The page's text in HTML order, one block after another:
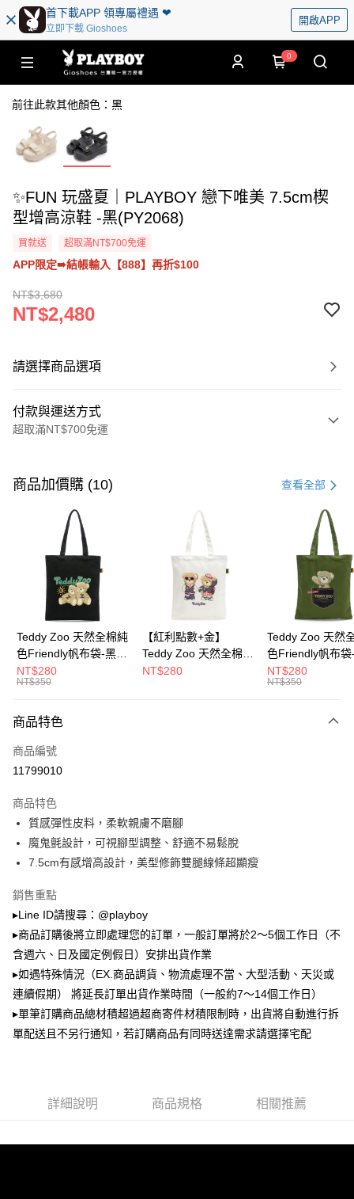
首下載APP 領專屬禮遇 ❤︎
立即下載 Gioshoes
開啟APP
0
前往此款其他顏色：黑
✨FUN 玩盛夏｜PLAYBOY 戀下唯美 7.5cm楔
型增高涼鞋 -黑(PY2068)
買就送 超取滿NT$700免運
APP限定➠結帳輸入【888】再折$100
NT$3,680
NT$2,480
請選擇商品選項
付款與運送方式
超取滿NT$700免運
信用卡一次付款
超商取貨付款
Apple Pay
街口支付
大哥付你分期
相關說明
2.付款方式選擇「大哥付你分期」，訂單成立後會自動跳轉到大哥付的交易
成交易。
3.實際核准額度、可分期數及費用金額請依後續交易確認頁面所載為準。
消。如遇「轉專審核」未通過狀況，表示未達大哥付你分期系統評分，恕無
法說明評估內容。
【繳款方式說明】
1.分期款項不併入電信帳單，「大哥付你分期」於每月結算日後寄送繳費提
2.透過簡訊連結打開帳單後，可選擇「超商條碼／台灣大直營門市／銀行轉
【注意事項】
1.本服務係由「台灣大哥大股份有限公司」（以下簡稱本公司）所提供，讓
用戶於交易時，得透過本服務購買商品或服務，並由商店將買賣／分期付款
買賣價金債權讓與本公司後，依約使用本公司帳單繳交帳款。
2.基於同意付款使用「大哥付你分期」之契約關係目的，商店將以您的個人
資料（包含姓名、電話或地址）提供予台灣大哥大進項蒐集、處理及利用，
由本公司與您本人進行分期帳單所需資料之確認、核對及更正。
3.完整用戶服務條款，請詳閱以下連結：https://oppay.tw/userRule
運送方式
全家取貨付款
付款後全家取貨
每筆NT$100，滿NT$700(含以上)免運費
每筆NT$100，滿NT$900(含以上)免運費
付款後萊爾富取貨
7-11取貨付款
每筆NT$100，滿NT$900(含以上)免運費
付款後7-11取貨
每筆NT$100，滿NT$700(含以上)免運費
商品加價購 (10) 查看全部
Teddy Zoo 天然全棉純
色Friendly帆布袋-黑色
(TZB107)
NT$280
NT$350
【紅利點數+金】
Teddy Zoo 天然全棉純
色Friendly帆布袋-白色
NT$280
Teddy Zoo 天然
色Friendly帆布袋
色(TZB107)
NT$280
NT$350
商品特色
商品編號
11799010
商品特色
質感彈性皮料，柔軟親膚不磨腳
魔鬼氈設計，可視腳型調整、舒適不易鬆脫
7.5cm有感增高設計，美型修飾雙腿線條超顯瘦
銷售重點
▸Line ID請搜尋：@playboy
▸商品訂購後將立即處理您的訂單，一般訂單將於2～5個工作日（不
含週六、日及國定例假日）安排出貨作業
▸如遇特殊情況（EX.商品調貨、物流處理不當、大型活動、天災或
連續假期） 將延長訂單出貨作業時間（一般約7～14個工作日）
▸單筆訂購商品總材積超過超商寄件材積限制時，出貨將自動進行拆
單配送且不另行通知，若訂購商品有同時送達需求請選擇宅配
詳細說明 商品規格 相關推薦